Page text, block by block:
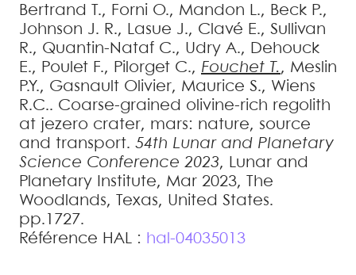
Bertrand
T., Forni O., Mandon L., Beck P.,
Johnson J. R., Lasue J., Clavé E., Sullivan
R., Quantin-Nataf C., Udry A., Dehouck
E., Poulet F., Pilorget C., Fouchet T., Meslin
P.Y., Gasnault Olivier, Maurice S., Wiens
R.C.. Coarse-grained olivine-rich regolith
at jezero crater, mars: nature, source
and transport. 54th Lunar and Planetary
Science Conference 2023, Lunar and
Planetary Institute, Mar 2023, The
Woodlands, Texas, United States.
pp.1727.
Référence HAL : hal-04035013